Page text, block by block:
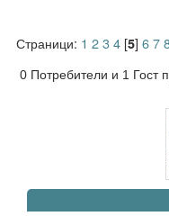
Страници: 1 234[5] 67
0 Потребители и 1 Гост